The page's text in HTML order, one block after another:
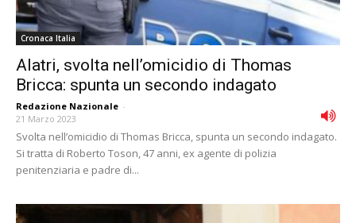
Cronaca Italia
Alatri, svolta nell’omicidio di Thomas
Bricca: spunta un secondo indagato
Redazione Nazionale -
21 Marzo 2023
Svolta nell’omicidio di Thomas Bricca, spunta un secondo indagato.
Si tratta di Roberto Toson, 47 anni, ex agente di polizia
penitenziaria e padre di...